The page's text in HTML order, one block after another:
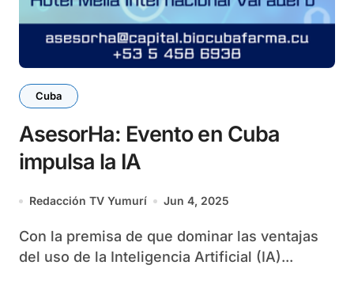
Cuba
AsesorHa: Evento en Cuba
impulsa la IA
Redacción TV Yumurí Jun 4, 2025
Con la premisa de que dominar las ventajas
del uso de la Inteligencia Artificial (IA)...